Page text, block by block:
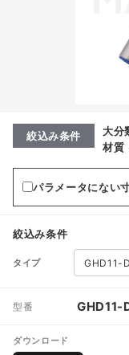
絞込み条件 大分
材質
パラメータにない
絞込み条件
タイプ
型番
ダウンロード